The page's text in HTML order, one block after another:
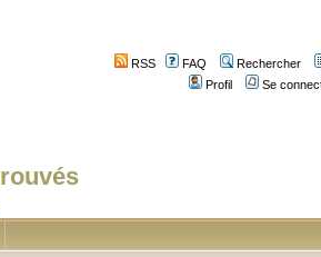
RSS FAQ
Rechercher
Profil
Se